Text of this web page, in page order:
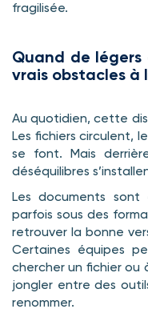
fragilisée.
Quand de
vrais obstacles à
Au quotidien, cette
Les fichiers circulent,
se font. Mais
déséquilibres
Les documents sont
parfois sous des
retrouver la bonne
Certaines équipes
chercher un fichier ou
jongler entre des
renommer.